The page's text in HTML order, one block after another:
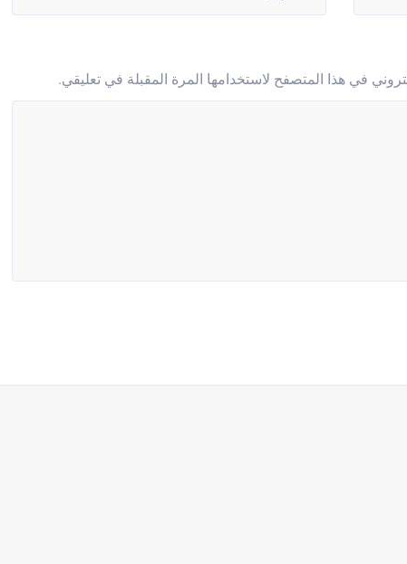
في هذا المتصفح لاستخدامها المرة المقبلة في تعليقي.